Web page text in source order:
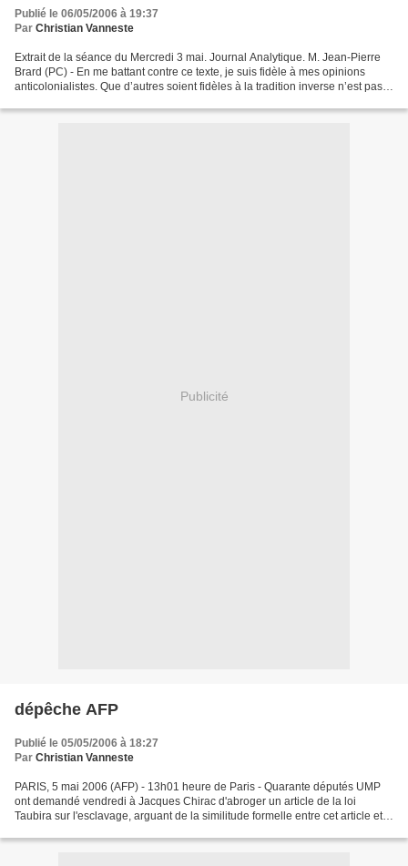
Publié le 06/05/2006 à 19:37
Par Christian Vanneste
Extrait de la séance du Mercredi 3 mai. Journal Analytique. M. Jean-Pierre
Brard (PC) - En me battant contre ce texte, je suis fidèle à mes opinions
anticolonialistes. Que d’autres soient fidèles à la tradition inverse n’est pas
Publicité
dépêche AFP
Publié le 05/05/2006 à 18:27
Par Christian Vanneste
PARIS, 5 mai 2006 (AFP) - 13h01 heure de Paris - Quarante députés UMP
ont demandé vendredi à Jacques Chirac d'abroger un article de la loi
Taubira sur l'esclavage, arguant de la similitude formelle entre cet article et